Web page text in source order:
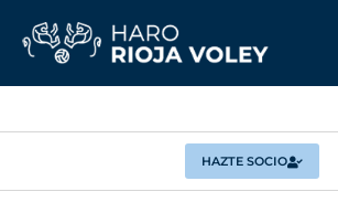
HAZTE SOCIO